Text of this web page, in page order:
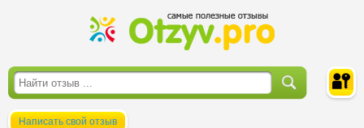
Написать свой отзыв